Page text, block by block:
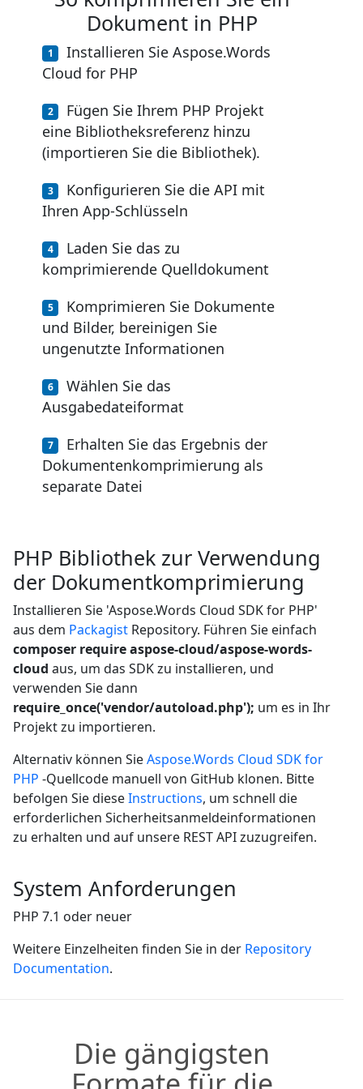
Dokument in PHP
Installieren Sie Aspose.Words
Cloud for PHP
Fügen Sie Ihrem PHP Projekt
eine Bibliotheksreferenz hinzu
(importieren Sie die Bibliothek).
Konfigurieren Sie die API mit
Ihren App-Schlüsseln
Laden Sie das zu
komprimierende Quelldokument
Komprimieren Sie Dokumente
und Bilder, bereinigen Sie
ungenutzte Informationen
Wählen Sie das
Ausgabedateiformat
Erhalten Sie das Ergebnis der
Dokumentenkomprimierung als
separate Datei
PHP Bibliothek zur Verwendung
der Dokumentkomprimierung
Installieren Sie 'Aspose.Words Cloud SDK for PHP'
aus dem Packagist Repository. Führen Sie einfach
composer require aspose-cloud/aspose-words-
cloud aus, um das SDK zu installieren, und
verwenden Sie dann
require_once('vendor/autoload.php'); um es in Ihr
Projekt zu importieren.
Alternativ können SieAspose.Words Cloud SDK for
PHP -Quellcode manuell von GitHub klonen. Bitte
befolgen Sie dieseInstructions, um schnell die
erforderlichen Sicherheitsanmeldeinformationen
zu erhalten und auf unsere REST API zuzugreifen.
System Anforderungen
PHP 7.1 oder neuer
Weitere Einzelheiten finden Sie in der Repository
Documentation.
Die gängigsten